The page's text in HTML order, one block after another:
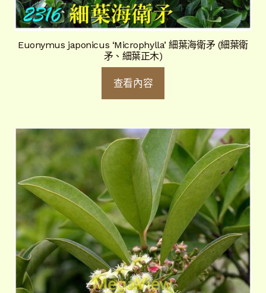
Euonymus japonicus ‘Microphylla’ 細葉海衛矛 (細葉衛
矛、細葉正木)
查看內容